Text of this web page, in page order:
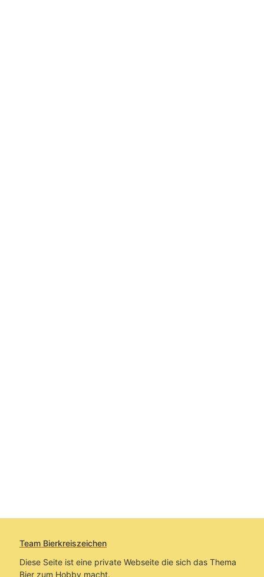
Team Bierkreiszeichen
Diese Seite ist eine private Webseite die sich das Thema
Bier zum Hobby macht.